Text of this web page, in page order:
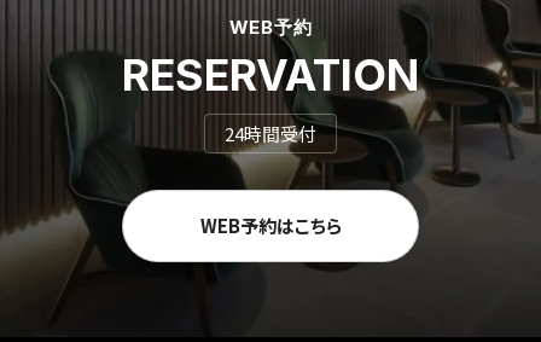
WEB予約
RESERVATION
24時間受付
WEB予約はこちら